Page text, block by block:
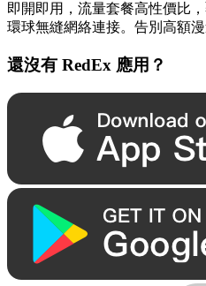
即開即用，流量套餐高性價比
環球無縫網絡連接。告別高額
還沒有 RedEx 應用？